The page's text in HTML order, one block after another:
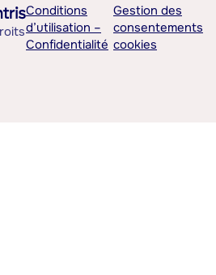
Conditions
d’utilisation –
Confidentialité
Gestion des
consentements
cookies